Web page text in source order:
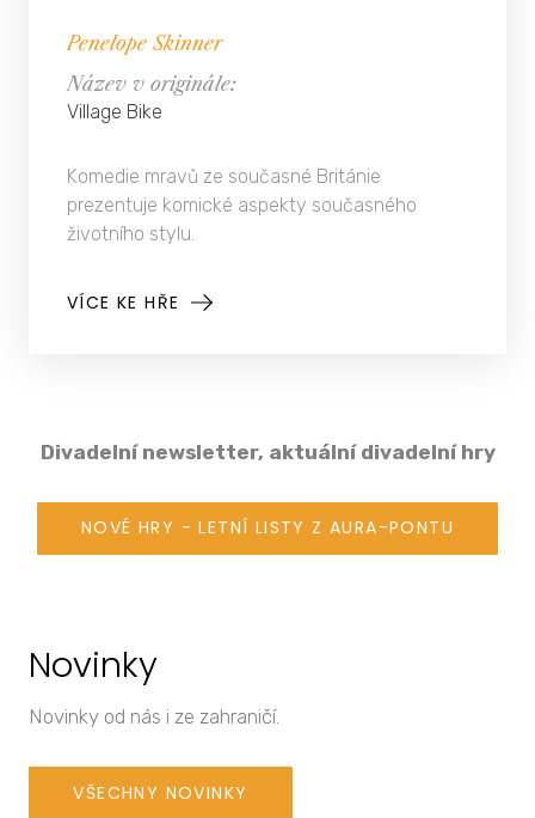
Penelope Skinner
Název v originále:
Village Bike
Komedie mravů ze současné Británie
prezentuje komické aspekty současného
životního stylu.
Divadelní newsletter, aktuální divadelní hry
NOVÉ HRY - LETNÍ LISTY Z AURA-PONTU
Novinky
Novinky od nás i ze zahraničí.
VŠECHNY NOVINKY